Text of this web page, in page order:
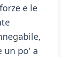
e le
un po' a